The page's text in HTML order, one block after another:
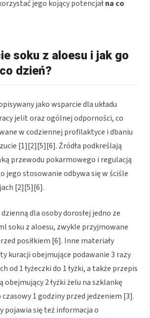
jego kojący potencjałna co
soku z aloesu i jak go
dzień?
jako wsparcie dla układu
jelit oraz ogólnej odporności, co
w codziennej profilaktyce i dbaniu
[1][2][5][6]. Źródła podkreślają
przewodu pokarmowego i regulacją
jego stosowanie odbywa się w ściśle
[2][5][6].
dla osoby dorosłej jedno ze
soku z aloesu, zwykle przyjmowane
posiłkiem [6]. Inne materiały
kuracji obejmujące podawanie 3 razy
od 1 łyżeczki do 1 łyżki, a także przepis
obejmujący 2 łyżki żelu na szklankę
1 godziny przed jedzeniem [3].
pojawia się też informacja o